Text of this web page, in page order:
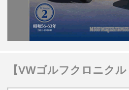
【VWゴルフクロニク